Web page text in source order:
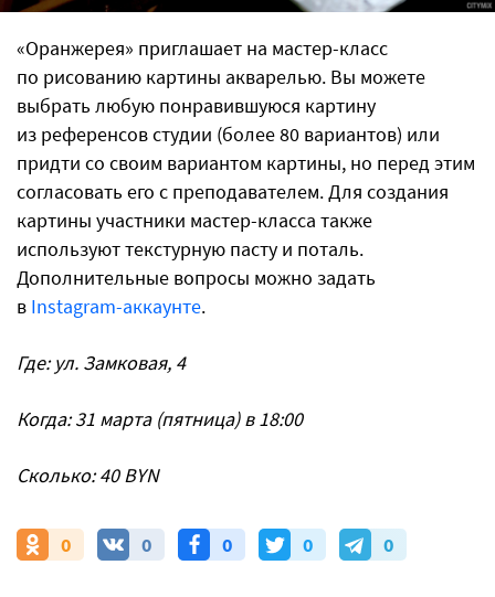
«Оранжерея» приглашает на мастер-класс
по рисованию картины акварелью. Вы можете
выбрать любую понравившуюся картину
из референсов студии (более 80 вариантов) или
придти со своим вариантом картины, но перед этим
согласовать его с преподавателем. Для создания
картины участники мастер-класса также
используют текстурную пасту и поталь.
Дополнительные вопросы можно задать
в Instagram-аккаунте.
Где: ул. Замковая, 4
Когда: 31 марта (пятница) в 18:00
Сколько: 40 BYN
0 0 0 0 0